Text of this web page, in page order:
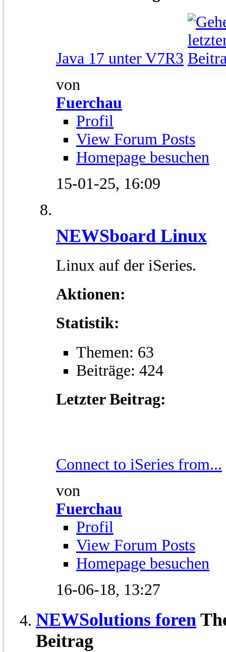
Java 17 unter V7R3
von
Fuerchau
Profil
View Forum Posts
Homepage besuchen
15-01-25, 16:09
NEWSboard Linux
Linux auf der iSeries.
Aktionen:
Statistik:
Themen: 63
Beiträge: 424
Letzter Beitrag:
Connect to iSeries from...
von
Fuerchau
Profil
View Forum Posts
Homepage besuchen
16-06-18, 13:27
NEWSolutions foren
Beitrag